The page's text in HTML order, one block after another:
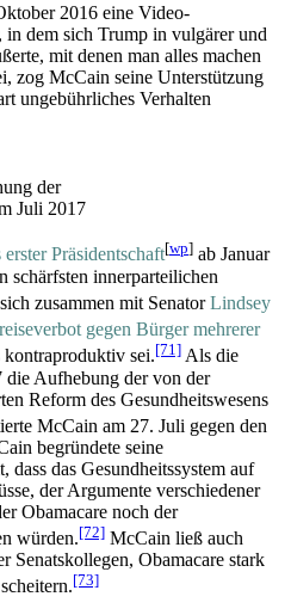
2016 eine Video-
dem sich Trump in vulgärer und
mit denen man alles machen
zog McCain seine Unterstützung
ungebührliches Verhalten
der
Juli 2017
Präsidentschaft[wp] ab Januar
schärfsten innerparteilichen
zusammen mit SenatorLindsey
gegen Bürger mehrerer
kontraproduktiv sei.[71] Als die
Aufhebung der von der
Reform des Gesundheitswesens
McCain am 27. Juli gegen den
begründete seine
dass das Gesundheitssystem auf
der Argumente verschiedener
Obamacare noch der
würden.[72] McCain ließ auch
Senatskollegen, Obamacare stark
[73]